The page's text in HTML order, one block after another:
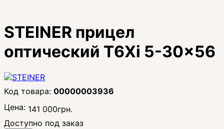
STEINER прицел
оптический T6Xi 5-30x56
00000003936
Цена: 141 000грн.
Доступно под заказ